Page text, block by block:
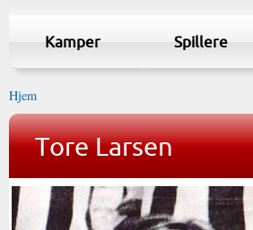
Kamper Spillere
Hjem
Tore Larsen